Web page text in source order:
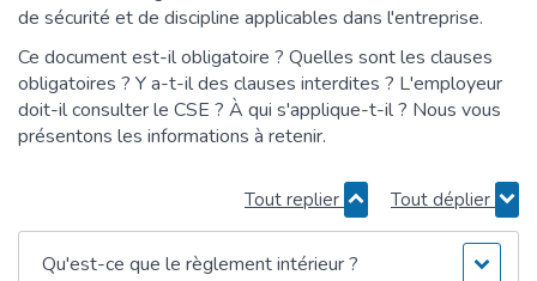
de sécurité et de discipline applicables dans l'entreprise.
Ce document est-il obligatoire ? Quelles sont les clauses
obligatoires ? Y a-t-il des clauses interdites ? L'employeur
doit-il consulter le CSE ? À qui s'applique-t-il ? Nous vous
présentons les informations à retenir.
Tout replier Tout déplier
Qu'est-ce que le règlement intérieur ?